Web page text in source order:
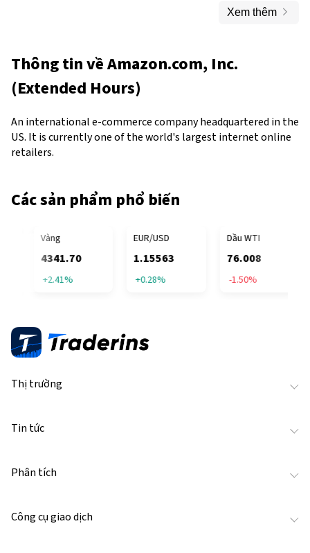
Xem thêm
Thông tin vềAmazon.com, Inc.
(Extended Hours)
An international e-commerce company headquartered in the
US. It is currently one of the world's largest internet online
retailers.
Các sản phẩm phổ biến
Vàng
4341.70
+2.41%
EUR/USD
1.15563
+0.28%
Dầu WTI
76.008
-1.50%
Thị trường
Tin tức
Phân tích
Công cụ giao dịch